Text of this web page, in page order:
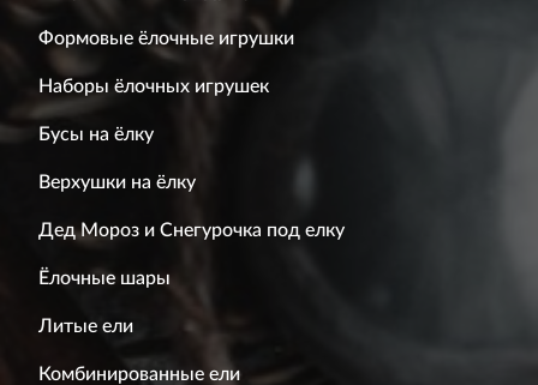
Формовые ёлочные игрушки
Наборы ёлочных игрушек
Бусы на ёлку
Верхушки на ёлку
Дед Мороз и Снегурочка под елку
Ёлочные шары
Литые ели
Комбинированные ели